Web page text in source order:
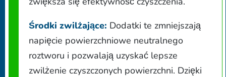
Środki zwilżające: Dodatki te zmniejszają
napięcie powierzchniowe neutralnego
roztworu i pozwalają uzyskać lepsze
zwilżenie czyszczonych powierzchni. Dzięki